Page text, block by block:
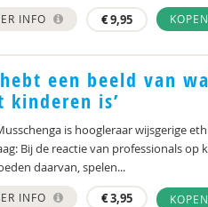
INFO €9,95 KOPEN
hebt een beeld van
kinderen is’
is hoogleraar wijsgerige
Bij de reactie van professionals op
daarvan, spelen...
INFO €3,95 KOPEN